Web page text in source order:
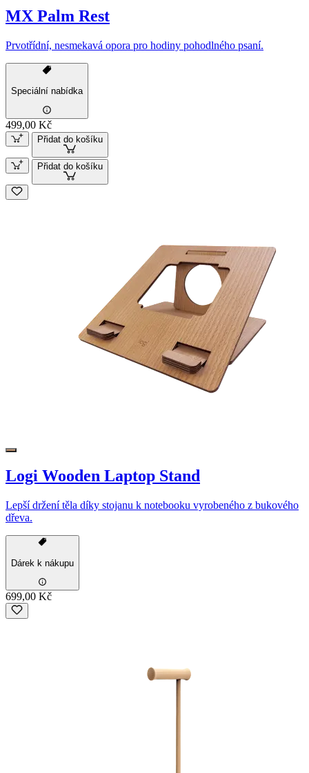
MX Palm Rest
Prvotřídní, nesmekavá opora pro hodiny pohodlného psaní.
Speciální nabídka
499,00 Kč
Přidat do košíku
Přidat do košíku
Logi Wooden Laptop Stand
Lepší držení těla díky stojanu k notebooku vyrobeného z bukového
dřeva.
Dárek k nákupu
699,00 Kč